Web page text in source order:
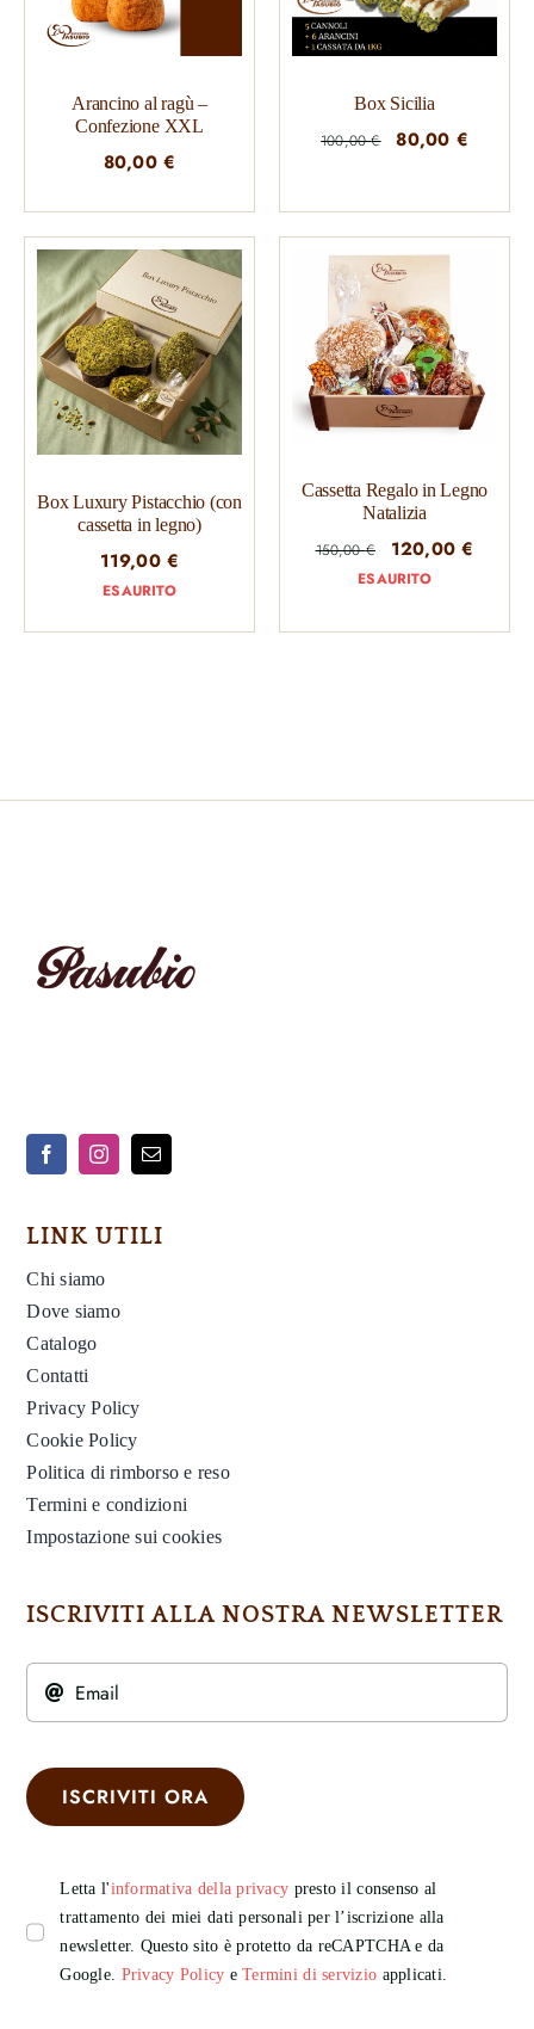
Arancino al ragù –
Confezione XXL
80,00€
Box Sicilia
100,00€
Il
era:
100,00 €.
80,00 €Il
è:
80,00
Box Luxury Pistacchio (con
cassetta in legno)
119,00€
ESAURITO
Cassetta Regalo in Legno
Natalizia
150,00€
Il
prezzo
era:
120,00€
è:
ESAURITO
LINK UTILI
Chi siamo
Dove siamo
Catalogo
Contatti
Privacy Policy
Cookie Policy
Politica di rimborso e reso
Termini e condizioni
Impostazione sui cookies
ISCRIVITI ALLA NOSTRA NEWSLETTER
ISCRIVITI ORA
Letta l'informativa della privacy presto il consenso al
trattamento dei miei dati personali per l’iscrizione alla
newsletter. Questo sito è protetto da reCAPTCHA e da
Google. Privacy Policy eTermini di servizio applicati.